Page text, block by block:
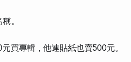
。
買專輯，他連貼紙也賣500元。